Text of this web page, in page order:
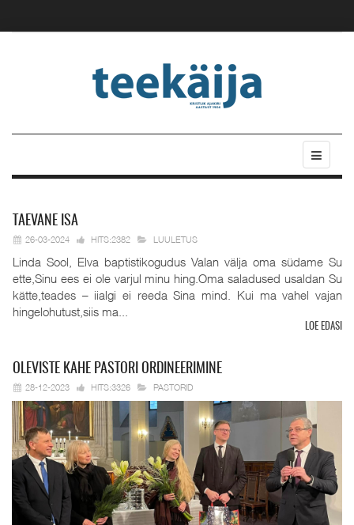
TAEVANE ISA
26-03-2024 HITS:2382 LUULETUS
Linda Sool, Elva baptistikogudus Valan välja oma südame Su
ette,Sinu ees ei ole varjul minu hing.Oma saladused usaldan Su
kätte,teades – iialgi ei reeda Sina mind. Kui ma vahel vajan
hingelohutust,siis ma...
LOE EDASI
OLEVISTE KAHE PASTORI ORDINEERIMINE
28-12-2023 HITS:3326 PASTORID